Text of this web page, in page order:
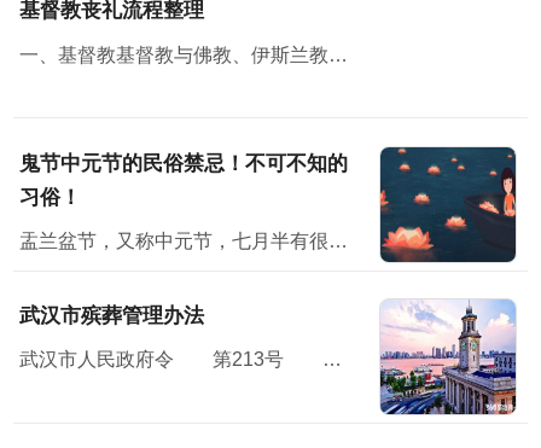
基督教丧礼流程整理
一、基督教基督教与佛教、伊斯兰教并称三大宗教，无论从规模，还是从影响方面，基督教都堪称世界第一大宗教。
鬼节中元节的民俗禁忌！不可不知的
习俗！
盂兰盆节，又称中元节，七月半有很多民俗禁忌；民间在中元节这天会举办祭祀活动怀念亲人，并对未来寄予美好的祝愿。节日习俗主要有祭祖、放河灯、祀亡魂、焚纸锭等七月半”原本...
武汉市殡葬管理办法
武汉市人民政府令 第213号 《武汉市殡葬管理办法》已经2010年11月15日市人民政府第119次常务会议通过，现予公布，自2011年1月7日起施行。<...